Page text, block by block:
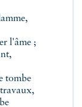
l'âme ;
tombe